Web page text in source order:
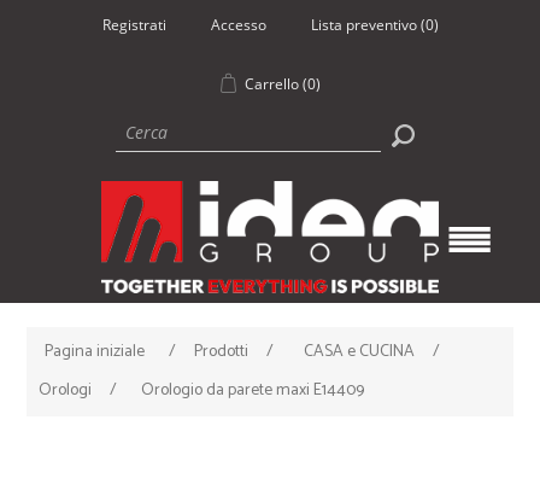
Registrati Accesso Lista preventivo (0)
Carrello (0)
Pagina iniziale / Prodotti / CASA e CUCINA
/
Orologi
/ Orologio da parete maxi E14409